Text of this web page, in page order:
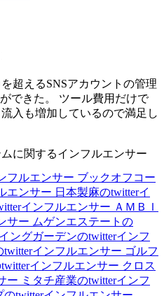
超えるSNSアカウントの管理
できた。 ツール費用だけで
入も増加しているので満足し
に関するインフルエンサー
フルエンサー ブックオフコー
エンサー 日本製麻のtwitterイ
インフルエンサー ＡＭＢＩ
サー ムゲンエステートの
ングガーデンのtwitterインフ
twitterインフルエンサー ゴルフ
インフルエンサー クロス
ー ミタチ産業のtwitterインフ